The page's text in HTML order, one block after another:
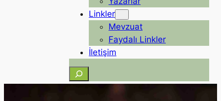
Linkler
Mevzuat
Faydalı Linkler
İletişim
Ara